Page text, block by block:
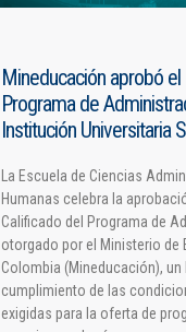
Mineducación aprobó
Programa de
Institución Universitaria
La Escuela de Ciencias
Humanas celebra la
Calificado del Programa de
otorgado por el Ministerio de
Colombia (Mineducación), un
cumplimiento de las
exigidas para la oferta de